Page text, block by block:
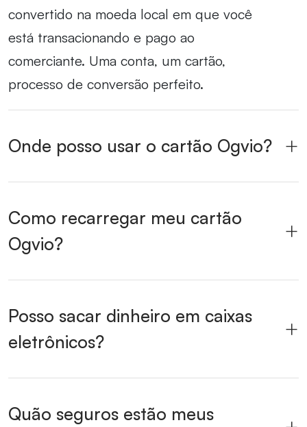
convertido na moeda local em que você
está transacionando e pago ao
comerciante. Uma conta, um cartão,
processo de conversão perfeito.
Onde posso usar o cartão Ogvio?
Como recarregar meu cartão
Ogvio?
Posso sacar dinheiro em caixas
eletrônicos?
Quão seguros estão meus